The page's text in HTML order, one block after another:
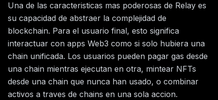
Una de las caracteristicas mas poderosas de Relay es
su capacidad de abstraer la complejidad de
blockchain. Para el usuario final, esto significa
interactuar con apps Web3 como si solo hubiera una
chain unificada. Los usuarios pueden pagar gas desde
una chain mientras ejecutan en otra, mintear NFTs
desde una chain que nunca han usado, o combinar
activos a traves de chains en una sola accion.